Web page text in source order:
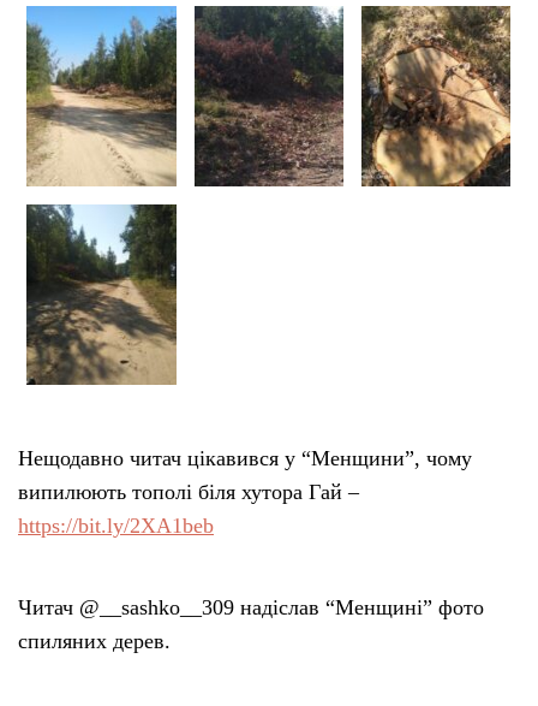
Нещодавно читач цікавився у “Менщини”, чому
випилюють тополі біля хутора Гай –
https://bit.ly/2XA1beb
Читач @__sashko__309 надіслав “Менщині” фото
спиляних дерев.